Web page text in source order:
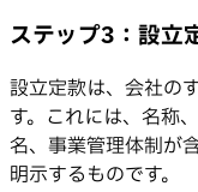
ステップ3：設立
設立定款は、会社の
す。これには、名称
名、事業管理体制が
明示するものです。